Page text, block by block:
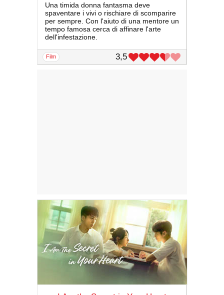
Una timida donna fantasma deve
spaventare i vivi o rischiare di scomparire
per sempre. Con l'aiuto di una mentore un
tempo famosa cerca di affinare l'arte
dell'infestazione.
film 3,5